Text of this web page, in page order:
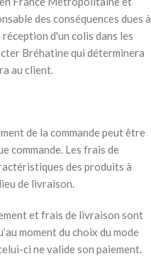
des conséquences dues à
d'un colis dans les
Bréhatine qui déterminera
au client.
de la commande peut être
commande. Les frais de
des produits à
de livraison.
et frais de livraison sont
moment du choix du mode
ci ne valide son paiement.